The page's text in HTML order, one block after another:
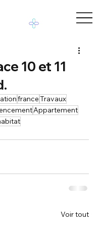
10 et 11
franceTravaux
Appartement
Voir tout